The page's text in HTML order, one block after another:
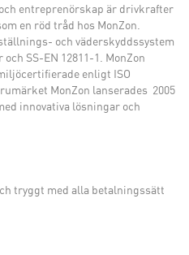
entreprenörskap är drivkrafter
en röd tråd hos MonZon.
och väderskyddssystem
SS-EN 12811-1. MonZon
enligt ISO
MonZon lanserades 2005
innovativa lösningar och
tryggt med alla betalningssätt